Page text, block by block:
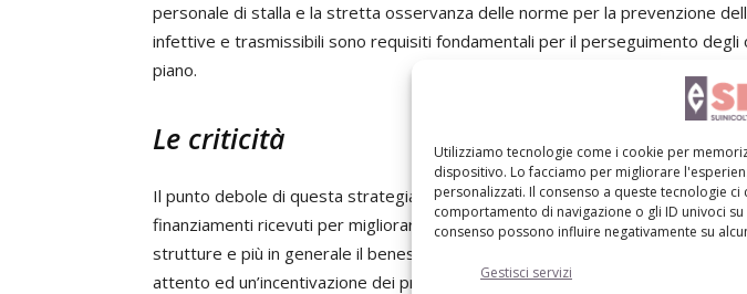
Utilizziamo tecnologie come i cookie per
dispositivo. Lo facciamo per migliorare
personalizzati. Il consenso a queste tecnologie
comportamento di navigazione o gli ID univoci
consenso possono influire negativamente su
Gestisci servizi
personale di stalla e la stretta osservanza delle norme per la prevenzione
infettive e trasmissibili sono requisiti fondamentali per il perseguimento
piano.
Le criticità
Il punto debole di questa strategia è che non si impone di utilizzare almeno
finanziamenti ricevuti per migliorare le condizioni igienico-sanitarie
strutture e più in generale il benessere animale, inoltre si potrebbe intervenire
attento ed un’incentivazione dei programmi vaccinali che sicuramente riducono